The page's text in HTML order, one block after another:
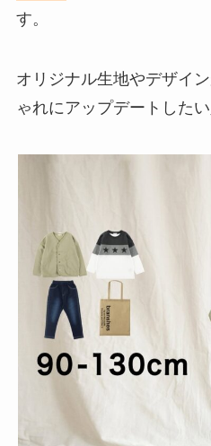
す。
オリジナル生地やデザイ
ゃれにアップデートした